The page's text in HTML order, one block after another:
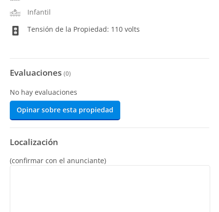
Infantil
Tensión de la Propiedad: 110 volts
Evaluaciones (0)
No hay evaluaciones
Opinar sobre esta propiedad
Localización
(confirmar con el anunciante)